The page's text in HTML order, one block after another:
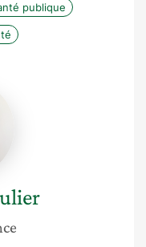
publique